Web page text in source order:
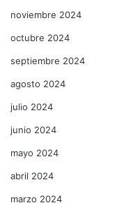
noviembre 2024
octubre 2024
septiembre 2024
agosto 2024
julio 2024
junio 2024
mayo 2024
abril 2024
marzo 2024